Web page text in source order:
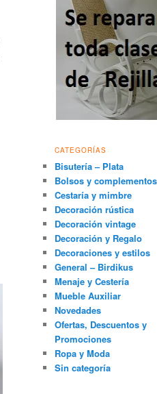
CATEGORÍAS
Bisutería – Plata
Bolsos y complementos
Cestaría y mimbre
Decoración rústica
Decoración vintage
Decoración y Regalo
Decoraciones y estilos
General – Birdikus
Menaje y Cestería
Mueble Auxiliar
Novedades
Ofertas, Descuentos y
Promociones
Ropa y Moda
Sin categoría